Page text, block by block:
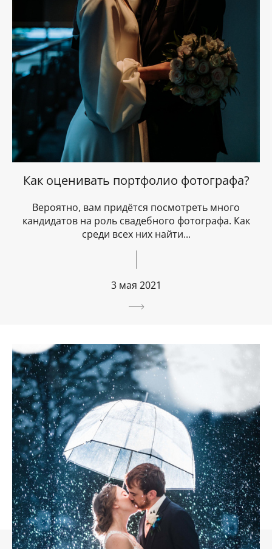
Как оценивать портфолио фотографа?
Вероятно, вам придётся посмотреть много
кандидатов на роль свадебного фотографа. Как
среди всех них найти...
3 мая 2021